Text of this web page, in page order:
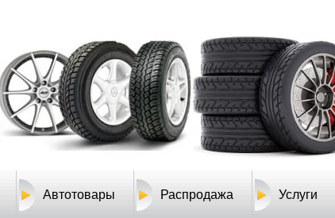
Автотовары Распродажа Услуги